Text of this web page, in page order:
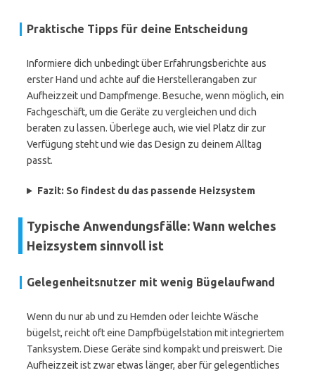
Praktische Tipps für deine Entscheidung
Informiere dich unbedingt über Erfahrungsberichte aus
erster Hand und achte auf die Herstellerangaben zur
Aufheizzeit und Dampfmenge. Besuche, wenn möglich, ein
Fachgeschäft, um die Geräte zu vergleichen und dich
beraten zu lassen. Überlege auch, wie viel Platz dir zur
Verfügung steht und wie das Design zu deinem Alltag
passt.
Fazit: So findest du das passende Heizsystem
Typische Anwendungsfälle: Wann welches
Heizsystem sinnvoll ist
Gelegenheitsnutzer mit wenig Bügelaufwand
Wenn du nur ab und zu Hemden oder leichte Wäsche
bügelst, reicht oft eine Dampfbügelstation mit integriertem
Tanksystem. Diese Geräte sind kompakt und preiswert. Die
Aufheizzeit ist zwar etwas länger, aber für gelegentliches